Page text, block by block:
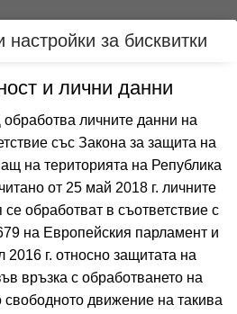
Вход
за семейства с деца
ГЪРЦИЯ
Филтри
по:
за бисквитки
и лични данни
личните данни на
със Закона за защита на
на територията на Република
от 25 май 2018 г. личните
обработват в съответствие с
на Европейския парламент и
2016 г. относно защитата на
връзка с обработването на
свободното движение на такива